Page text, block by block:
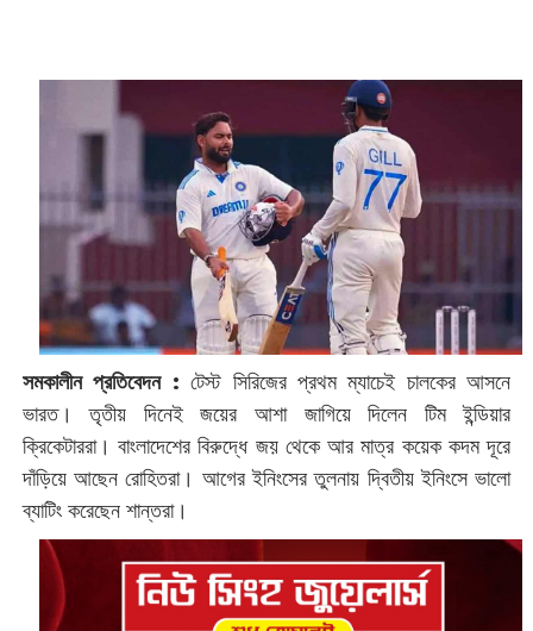
সমকালীন প্রতিবেদন : টেস্ট সিরিজের প্রথম ম্যাচেই চালকের আসনে
ভারত। তৃতীয় দিনেই জয়ের আশা জাগিয়ে দিলেন টিম ইন্ডিয়ার
ক্রিকেটাররা। বাংলাদেশের বিরুদ্ধে জয় থেকে আর মাত্র কয়েক কদম দূরে
দাঁড়িয়ে আছেন রোহিতরা। আগের ইনিংসের তুলনায় দ্বিতীয় ইনিংসে ভালো
ব্যাটিং করেছেন শান্তরা।